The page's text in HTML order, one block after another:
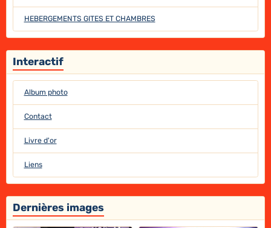
HEBERGEMENTS GITES ET CHAMBRES
Interactif
Album photo
Contact
Livre d'or
Liens
Dernières images